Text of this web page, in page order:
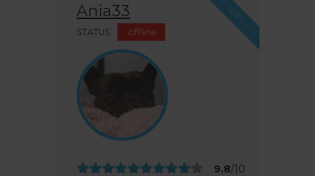
Ania33
STATUS offline
9.8/10
TOP 1